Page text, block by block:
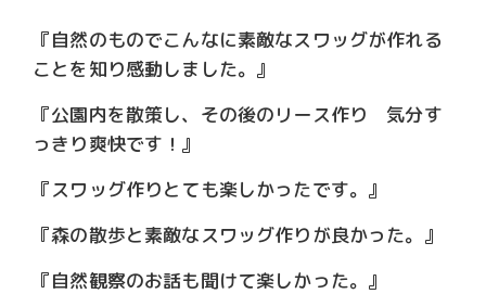
『自然のものでこんなに素敵なスワッグが作れる
ことを知り感動しました。』
『公園内を散策し、その後のリース作り 気分す
っきり爽快です！』
『スワッグ作りとても楽しかったです。』
『森の散歩と素敵なスワッグ作りが良かった。』
『自然観察のお話も聞けて楽しかった。』